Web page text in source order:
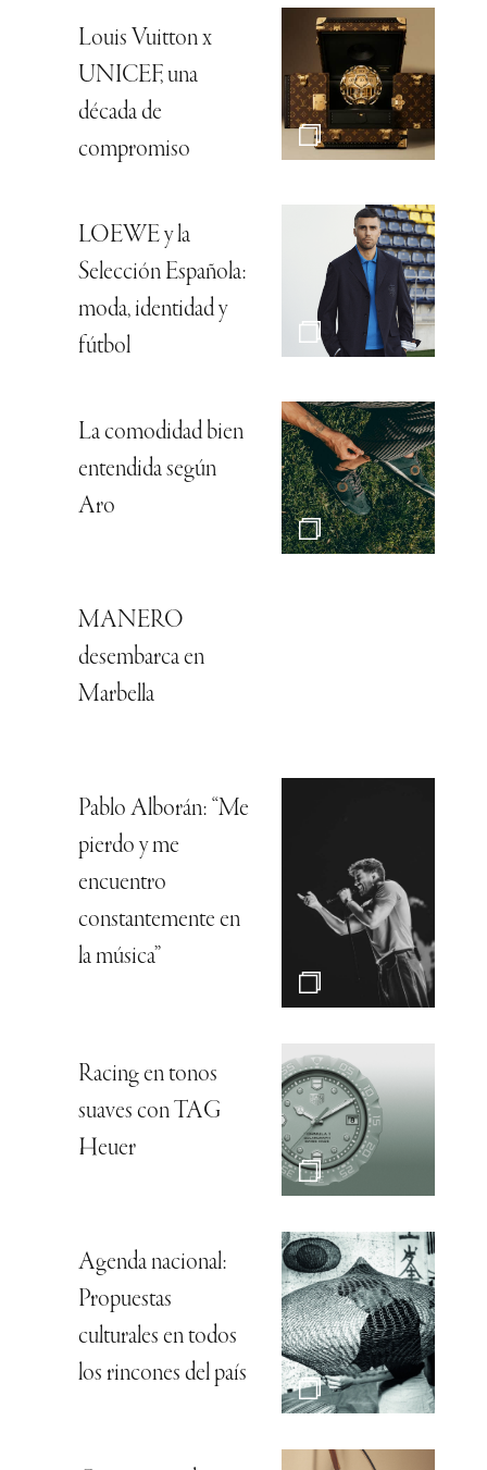
Louis Vuitton x
UNICEF, una
década de
compromiso
LOEWE y la
Selección Española:
moda, identidad y
fútbol
La comodidad bien
entendida según
Aro
MANERO
desembarca en
Marbella
Pablo Alborán: “Me
pierdo y me
encuentro
constantemente en
la música”
Racing en tonos
suaves con TAG
Heuer
Agenda nacional:
Propuestas
culturales en todos
los rincones del país